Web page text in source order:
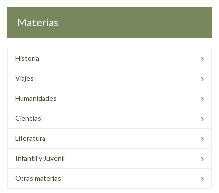
Materias
Historia
Viajes
Humanidades
Ciencias
Literatura
Infantil y Juvenil
Otras materias